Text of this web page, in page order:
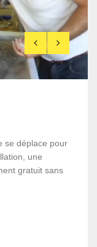
se déplace pour
une
gratuit sans